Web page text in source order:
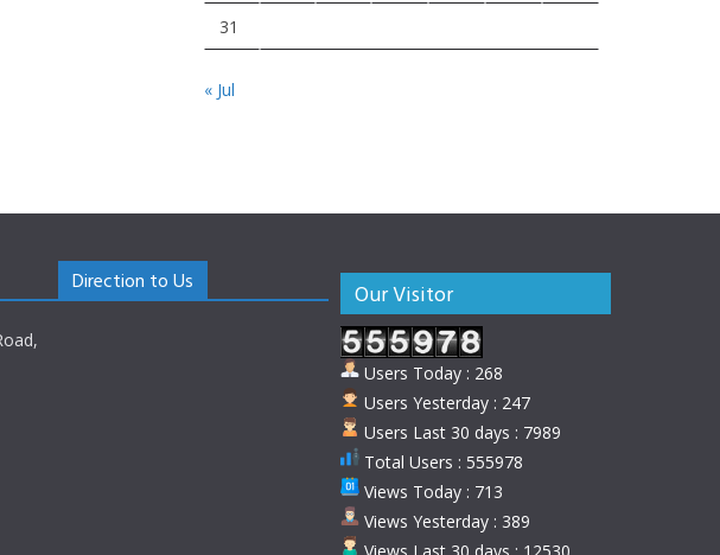
31
« Jul
Direction to Us Our Visitor
Users Today : 268
Users Yesterday : 247
Users Last 30 days : 7989
Total Users : 555978
Views Today : 713
Views Yesterday : 389